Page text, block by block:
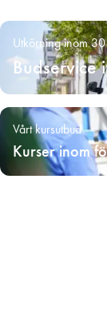
Utkörning inom
Budservice
Vårt kursutbud
Kurser inom